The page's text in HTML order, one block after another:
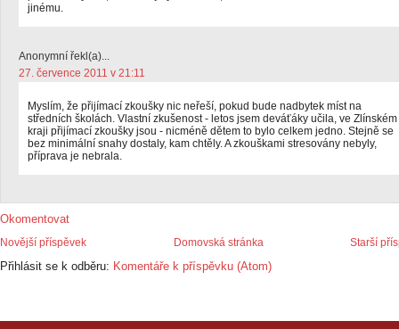
jinému.
Anonymní řekl(a)...
27. července 2011 v 21:11
Myslím, že přijímací zkoušky nic neřeší, pokud bude nadbytek míst na
středních školách. Vlastní zkušenost - letos jsem deváťáky učila, ve Zlínském
kraji přijímací zkoušky jsou - nicméně dětem to bylo celkem jedno. Stejně se
bez minimální snahy dostaly, kam chtěly. A zkouškami stresovány nebyly,
příprava je nebrala.
Okomentovat
Novější příspěvek Starší
Domovská stránka
Přihlásit se k odběru: Komentáře k příspěvku (Atom)